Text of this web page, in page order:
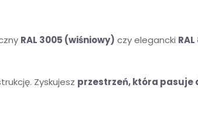
RAL 3005 (wiśniowy) czy elegancki RAL
Zyskujesz przestrzeń, która pasuje